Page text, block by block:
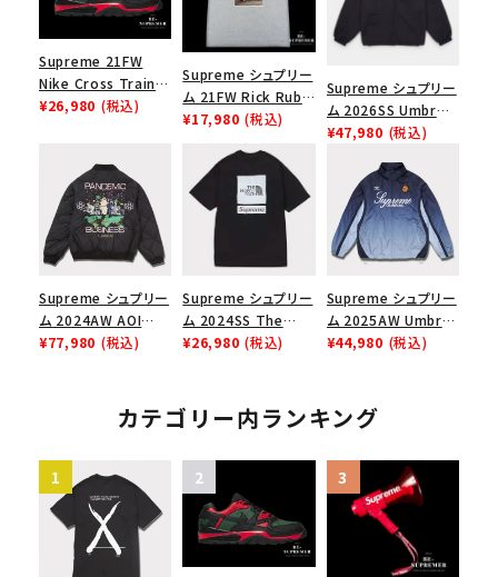
Supreme 21FW
Nike Cross Trainer
Low ナイキクロスト
¥26,980 (税込)
Supreme シュプリー
ム 21FW Rick Rubin
Tee リックルービンT
¥17,980 (税込)
Supreme シュプリー
ム 2026SS Umbro
Rhinestone Track
インストーン トラック
ジャケット ブラック
¥47,980 (税込)
Supreme シュプリー
ム 2024AW AOI
Quilted Work
¥77,980 (税込)
Supreme シュプリー
ム 2024SS The
North Face S/S
トップTシャツ ブラッ
ク 黒
¥26,980 (税込)
Supreme シュプリー
ム 2025AW Umbro
Gradient Track
ジャケット ネイビー
¥44,980 (税込)
カテゴリー内ランキング